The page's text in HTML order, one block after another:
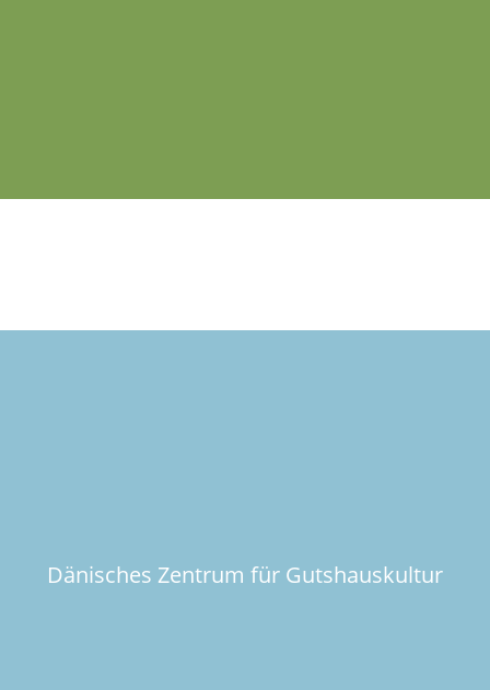
Dänisches Zentrum für Gutshauskultur